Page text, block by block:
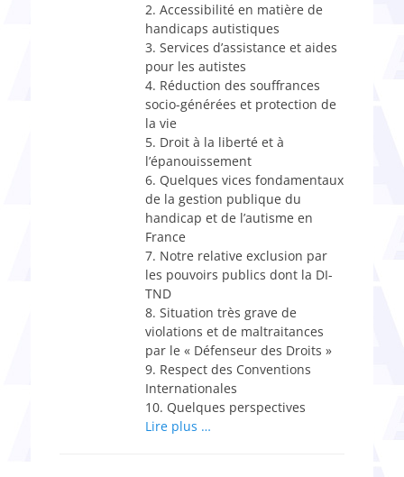
2. Accessibilité en matière de
handicaps autistiques
3. Services d’assistance et aides
pour les autistes
4. Réduction des souffrances
socio-générées et protection de
la vie
5. Droit à la liberté et à
l’épanouissement
6. Quelques vices fondamentaux
de la gestion publique du
handicap et de l’autisme en
France
7. Notre relative exclusion par
les pouvoirs publics dont la DI-
TND
8. Situation très grave de
violations et de maltraitances
par le « Défenseur des Droits »
9. Respect des Conventions
Internationales
10. Quelques perspectives
Lire plus …